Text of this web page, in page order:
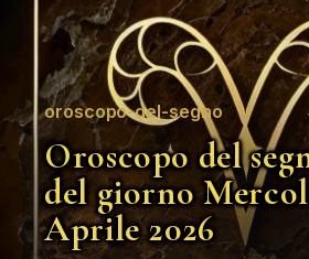
oroscopo-del-segno
Oroscopo del
del giorno
Aprile 2026